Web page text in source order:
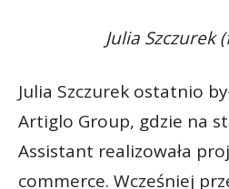
Julia Szczurek
Julia Szczurek ostatnio
Artiglo Group, gdzie na
Assistant realizowała
commerce. Wcześniej